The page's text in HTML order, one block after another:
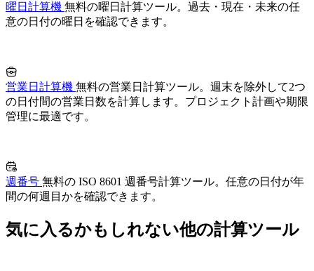
曜日計算機 無料の曜日計算ツール。過去・現在・未来の任
意の日付の曜日を確認できます。
営業日計算機 無料の営業日計算ツール。週末を除外して2つ
の日付間の営業日数を計算します。プロジェクト計画や期限
管理に最適です。
週番号 無料の ISO 8601 週番号計算ツール。任意の日付が年
間の何週目かを確認できます。
気に入るかもしれない他の計算ツール